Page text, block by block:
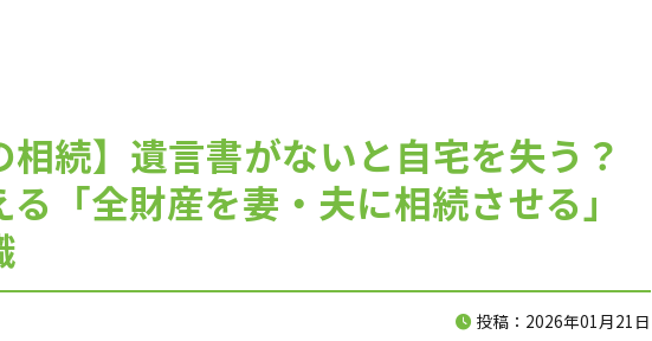
相続】遺言書がないと自宅を失う？
「全財産を妻・夫に相続させる」
投稿：2026年01月21日
相続登記」を
生前対策が全然わかっていない親子
ですが、 家族信託って結局どうすれ
ばいいのか教えてください！